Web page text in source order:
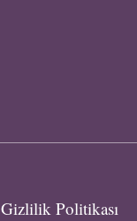
Gizlilik Politikası